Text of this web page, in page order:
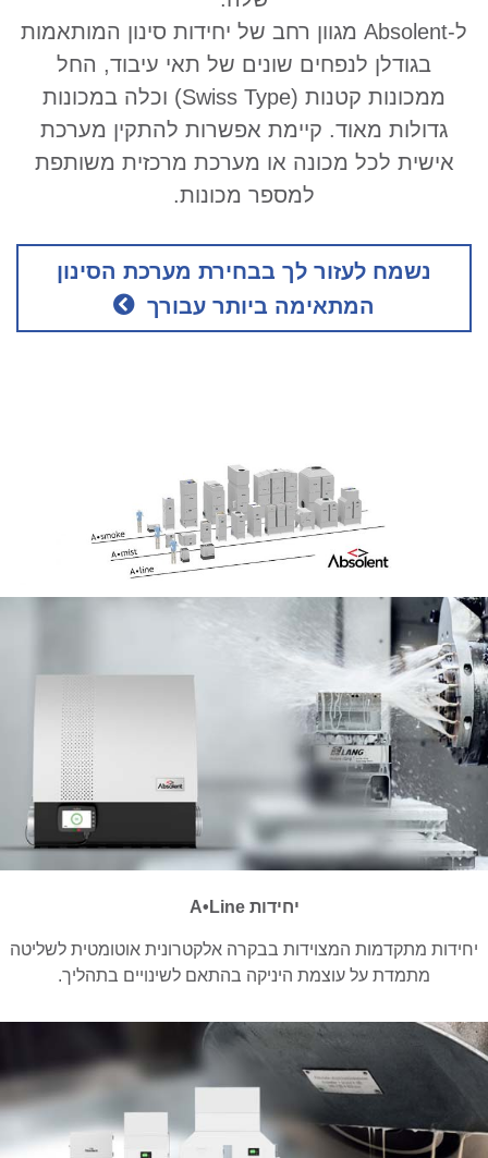
ל-Absolent מגוון רחב של יחידות סינון המותאמות
בגודלן לנפחים שונים של תאי עיבוד, החל
ממכונות קטנות (Swiss Type) וכלה במכונות
גדולות מאוד. קיימת אפשרות להתקין מערכת
אישית לכל מכונה או מערכת מרכזית משותפת
למספר מכונות.
נשמח לעזור לך בבחירת מערכת הסינון
המתאימה ביותר עבורך
יחידות A•Line
יחידות מתקדמות המצוידות בבקרה אלקטרונית אוטומטית לשליטה
מתמדת על עוצמת היניקה בהתאם לשינויים בתהליך.